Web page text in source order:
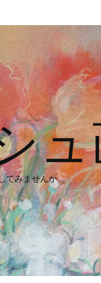
ュ
てみませんか